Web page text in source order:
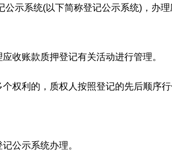
示系统(以下简称登记公示系统)，办理
收账款质押登记有关活动进行管理。
权利的，质权人按照登记的先后顺序行
公示系统办理。